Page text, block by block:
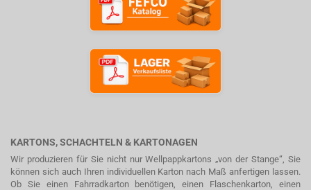
KARTONS, SCHACHTELN & KARTONAGEN
Wir produzieren für Sie nicht nur Wellpappkartons „von der Stange“, Sie
können sich auch Ihren individuellen Karton nach Maß anfertigen lassen.
Ob Sie einen Fahrradkarton benötigen, einen Flaschenkarton, einen